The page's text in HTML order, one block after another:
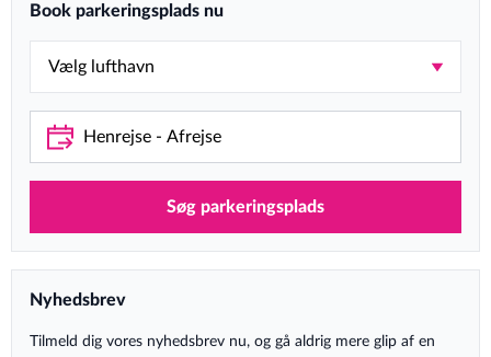
Book parkeringsplads nu
Søg parkeringsplads
Nyhedsbrev
Tilmeld dig vores nyhedsbrev nu, og gå aldrig mere glip af en